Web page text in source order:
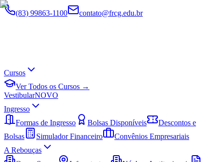
(83) 99863-1100 contato@frcg.edu.br
Cursos
Ver Todos os Cursos →
VestibularNOVO
Ingresso
Formas de Ingresso
Bolsas Disponíveis
Descontos e
Bolsas
Simulador Financeiro
Convênios Empresariais
A Rebouças